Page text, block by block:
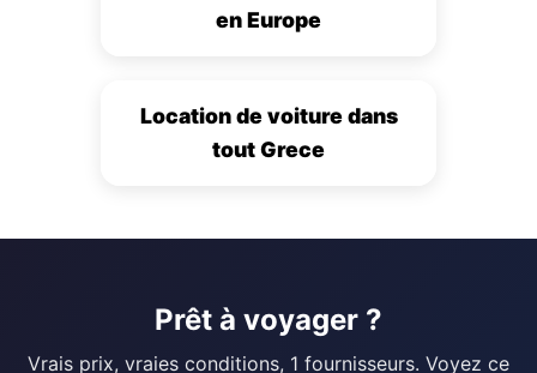
en Europe
Location de voiture dans
tout Grece
Prêt à voyager ?
Vrais prix, vraies conditions, 1 fournisseurs. Voyez ce